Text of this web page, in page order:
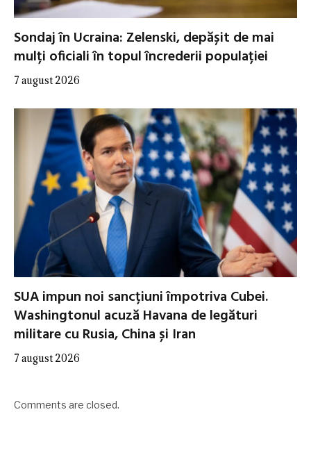
Sondaj în Ucraina: Zelenski, depășit de mai
mulți oficiali în topul încrederii populației
7 august 2026
SUA impun noi sancțiuni împotriva Cubei.
Washingtonul acuză Havana de legături
militare cu Rusia, China și Iran
7 august 2026
Comments are closed.